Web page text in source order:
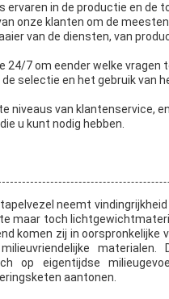
in de productie en de
onze klanten om de
van de diensten, van
7 om eender welke vragen
selectie en het gebruik van
niveaus van klantenservice,
u kunt nodig hebben.
neemt
maar toch
komen zij in oorspronkelijke
materialen.
op eigentijdse
aantonen.